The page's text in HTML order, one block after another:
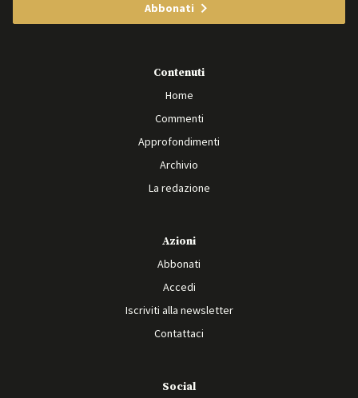
Abbonati
Contenuti
Home
Commenti
Approfondimenti
Archivio
La redazione
Azioni
Abbonati
Accedi
Iscriviti alla newsletter
Contattaci
Social